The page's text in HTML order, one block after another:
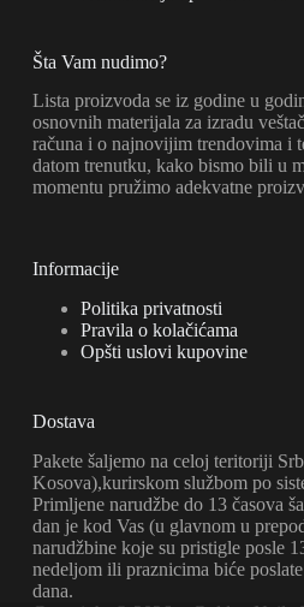
Šta Vam nudimo?
Lista proizvoda se iz godine u
osnovnih materijala za izradu
računa i o najnovijim trendovima i
datom trenutku, kako bismo bili u
momentu pružimo adekvatne
Informacije
Politika privatnosti
Pravila o kolačićama
Opšti uslovi kupovine
Dostava
Pakete šaljemo na celoj teritoriji
Kosova),kurirskom službom po
Primljene narudžbe do 13 časova
dan je kod Vas (u glavnom u
narudžbine koje su pristigle posle
nedeljom ili praznicima biće
dana.